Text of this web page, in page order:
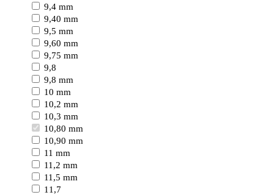
9,4 mm
9,40 mm
9,5 mm
9,60 mm
9,75 mm
9,8
9,8 mm
10 mm
10,2 mm
10,3 mm
10,80 mm
10,90 mm
11 mm
11,2 mm
11,5 mm
11,7